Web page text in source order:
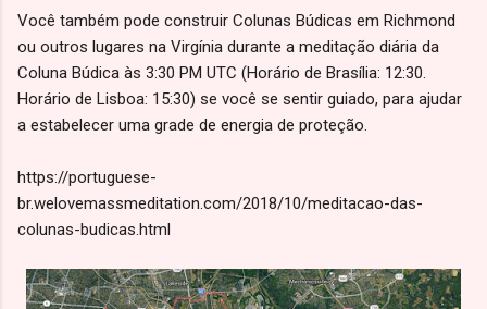
Você também pode construir Colunas Búdicas em Richmond
ou outros lugares na Virgínia durante a meditação diária da
Coluna Búdica às 3:30 PM UTC (Horário de Brasília: 12:30.
Horário de Lisboa: 15:30) se você se sentir guiado, para ajudar
a estabelecer uma grade de energia de proteção.
https://portuguese-
br.welovemassmeditation.com/2018/10/meditacao-das-
colunas-budicas.html